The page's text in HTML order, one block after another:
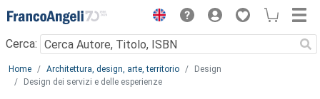
Menu
Cerca:
Main content
Home Architettura, design, arte, territorio
Design
Design dei servizi e delle esperienze